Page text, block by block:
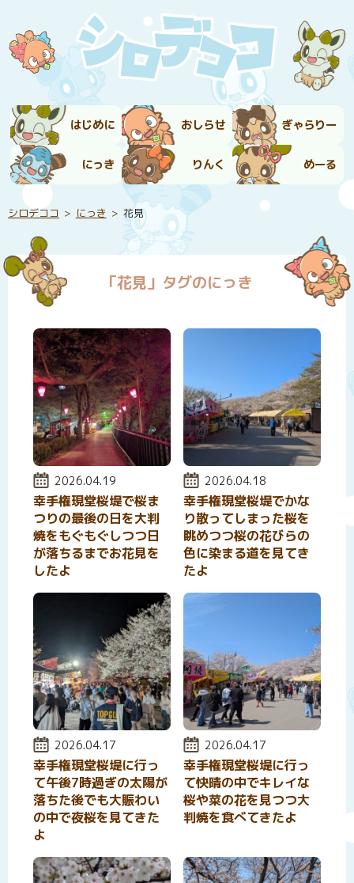
はじめに おしらせ ぎゃらりー
にっき りんく めーる
シロデココ にっき 花見
「花見」タグのにっき
投稿日:
2026.04.19
幸手権現堂桜堤で桜ま
つりの最後の日を大判
焼をもぐもぐしつつ日
が落ちるまでお花見を
したよ
投稿日:
2026.04.18
幸手権現堂桜堤でかな
り散ってしまった桜を
眺めつつ桜の花びらの
色に染まる道を見てき
たよ
投稿日:
2026.04.17
幸手権現堂桜堤に行っ
て午後7時過ぎの太陽が
落ちた後でも大賑わい
の中で夜桜を見てきた
よ
投稿日:
2026.04.17
幸手権現堂桜堤に行っ
て快晴の中でキレイな
桜や菜の花を見つつ大
判焼を食べてきたよ